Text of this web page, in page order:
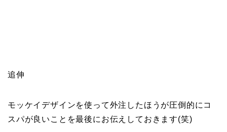
追伸
モッケイデザインを使って外注したほうが圧倒的にコ
スパが良いことを最後にお伝えしておきます(笑)